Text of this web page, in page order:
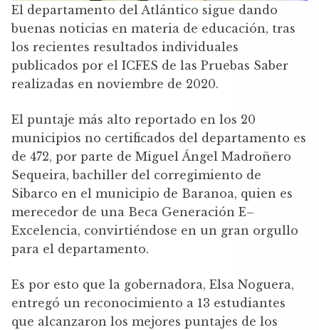
El departamento del Atlántico sigue dando
buenas noticias en materia de educación, tras
los recientes resultados individuales
publicados por el ICFES de las Pruebas Saber
realizadas en noviembre de 2020.
El puntaje más alto reportado en los 20
municipios no certificados del departamento es
de 472, por parte de Miguel Ángel Madroñero
Sequeira, bachiller del corregimiento de
Sibarco en el municipio de Baranoa, quien es
merecedor de una Beca Generación E–
Excelencia, convirtiéndose en un gran orgullo
para el departamento.
Es por esto que la gobernadora, Elsa Noguera,
entregó un reconocimiento a 13 estudiantes
que alcanzaron los mejores puntajes de los